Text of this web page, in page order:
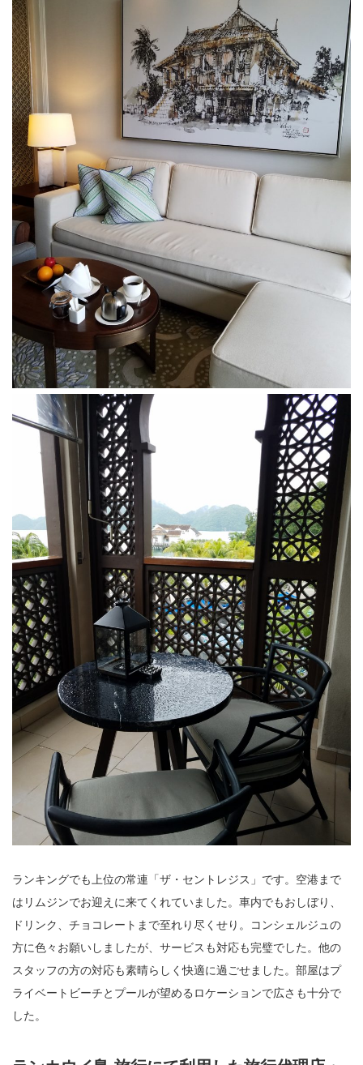
ランキングでも上位の常連「ザ・セントレジス」です。空港まで
はリムジンでお迎えに来てくれていました。車内でもおしぼり、
ドリンク、チョコレートまで至れり尽くせり。コンシェルジュの
方に色々お願いしましたが、サービスも対応も完璧でした。他の
スタッフの方の対応も素晴らしく快適に過ごせました。部屋はプ
ライベートビーチとプールが望めるロケーションで広さも十分で
した。